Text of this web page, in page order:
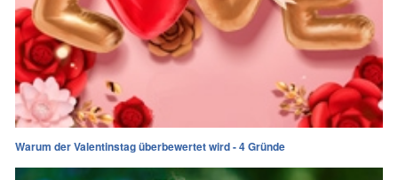
Warum der Valentinstag überbewertet wird - 4 Gründe